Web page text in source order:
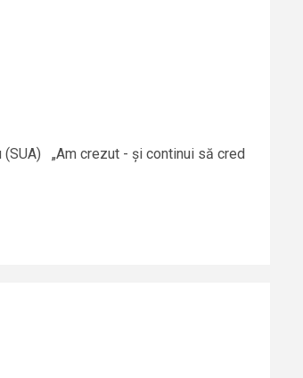
(SUA) „Am crezut - și continui să cred